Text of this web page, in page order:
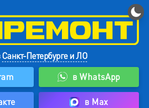
Санкт-Петербурге и ЛО
в WhatsApp
в Max